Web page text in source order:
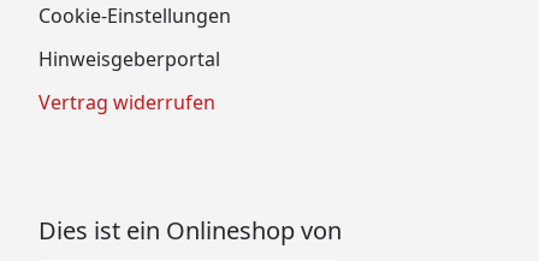
Cookie-Einstellungen
Hinweisgeberportal
Vertrag widerrufen
Dies ist ein Onlineshop von